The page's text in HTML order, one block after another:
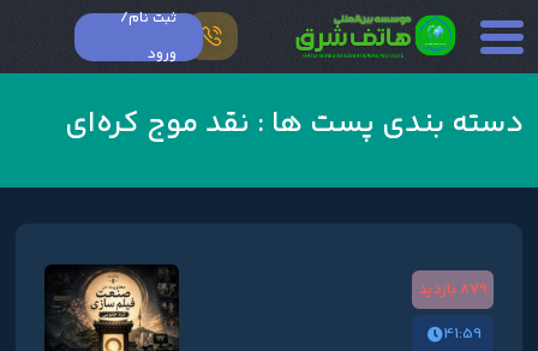
ثبت نام/
ورود
دسته بندی پست ها : نقد موج کره‌ای
879 بازدید
41:59